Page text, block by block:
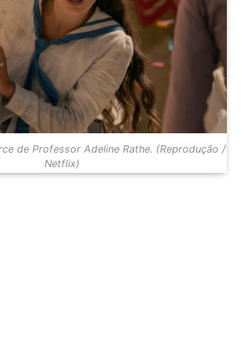
de Professor Adeline Rathe. (Reprodução /
Netflix)